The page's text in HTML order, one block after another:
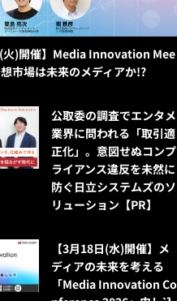
(火)開催】Media Innovation Mee
市場は未来のメディアか!?
公​​取委の調査でエンタメ
業界に問われる「取引適
正化」。意図せぬコンプ
ライアンス違反を未然に
防ぐ日立システムズのソ
リューション​【PR】
【3月18日(水)開催】メ
ディアの未来を考える
「Media Innovation Co